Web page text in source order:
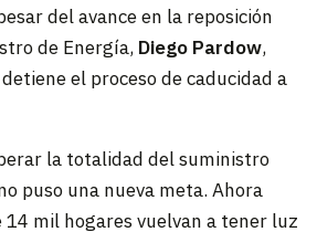
del avance en la reposición
de Energía,Diego Pardow,
el proceso de caducidad a
la totalidad del suministro
puso una nueva meta. Ahora
14 mil hogares vuelvan a tener luz